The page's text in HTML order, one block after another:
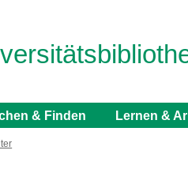
& Finden Lernen &